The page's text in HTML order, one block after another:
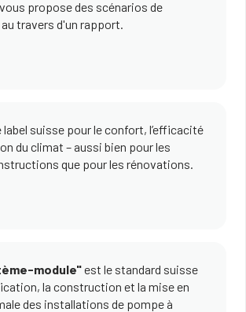
propose des scénarios de
travers d'un rapport.
label suisse pour le confort, l’efficacité
du climat – aussi bien pour les
que pour les rénovations.
module"est le standard suisse
la construction et la mise en
des installations de pompe à